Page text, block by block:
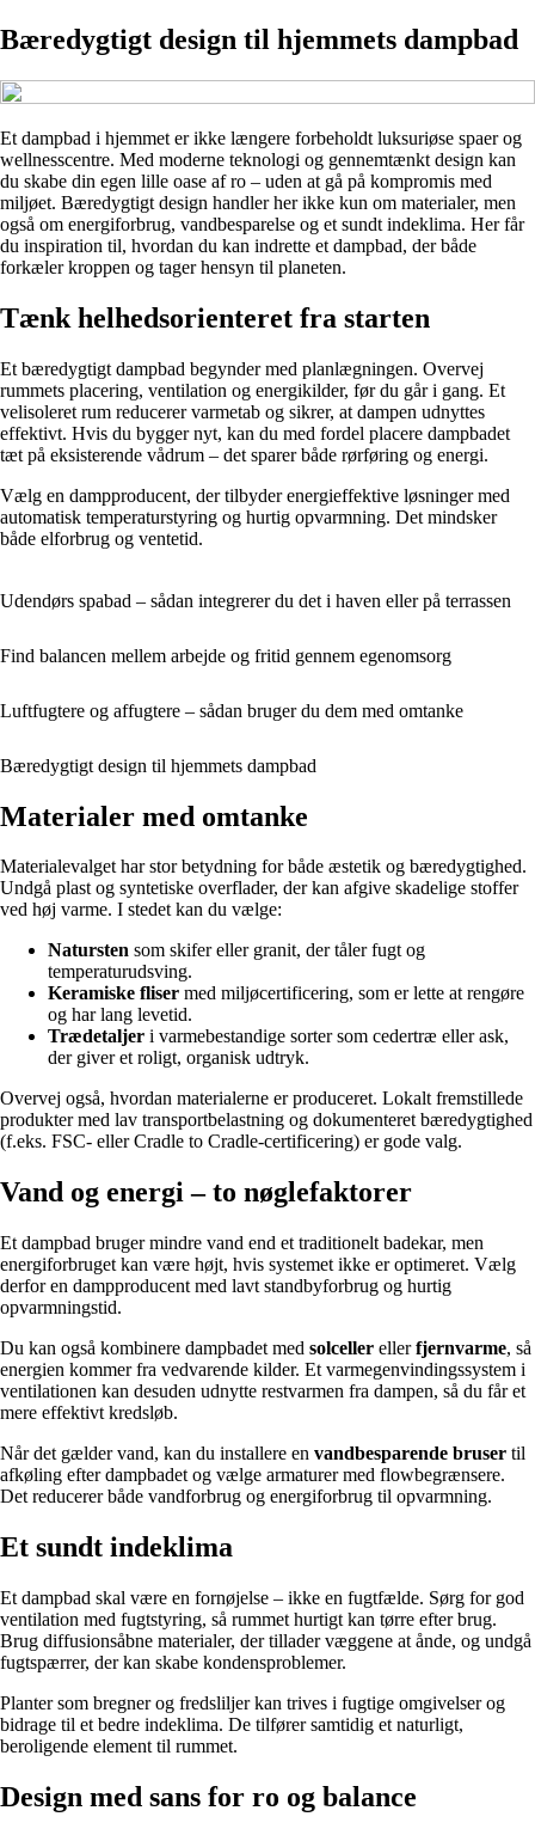
Bæredygtigt design til hjemmets dampbad
Et dampbad i hjemmet er ikke længere forbeholdt luksuriøse spaer og
wellnesscentre. Med moderne teknologi og gennemtænkt design kan
du skabe din egen lille oase af ro – uden at gå på kompromis med
miljøet. Bæredygtigt design handler her ikke kun om materialer, men
også om energiforbrug, vandbesparelse og et sundt indeklima. Her får
du inspiration til, hvordan du kan indrette et dampbad, der både
forkæler kroppen og tager hensyn til planeten.
Tænk helhedsorienteret fra starten
Et bæredygtigt dampbad begynder med planlægningen. Overvej
rummets placering, ventilation og energikilder, før du går i gang. Et
velisoleret rum reducerer varmetab og sikrer, at dampen udnyttes
effektivt. Hvis du bygger nyt, kan du med fordel placere dampbadet
tæt på eksisterende vådrum – det sparer både rørføring og energi.
Vælg en dampproducent, der tilbyder energieffektive løsninger med
automatisk temperaturstyring og hurtig opvarmning. Det mindsker
både elforbrug og ventetid.
Udendørs spabad – sådan integrerer du det i haven eller på terrassen
Find balancen mellem arbejde og fritid gennem egenomsorg
Luftfugtere og affugtere – sådan bruger du dem med omtanke
Bæredygtigt design til hjemmets dampbad
Materialer med omtanke
Materialevalget har stor betydning for både æstetik og bæredygtighed.
Undgå plast og syntetiske overflader, der kan afgive skadelige stoffer
ved høj varme. I stedet kan du vælge:
Natursten som skifer eller granit, der tåler fugt og
temperaturudsving.
Keramiske fliser med miljøcertificering, som er lette at rengøre
og har lang levetid.
Trædetaljer i varmebestandige sorter som cedertræ eller ask,
der giver et roligt, organisk udtryk.
Overvej også, hvordan materialerne er produceret. Lokalt fremstillede
produkter med lav transportbelastning og dokumenteret bæredygtighed
(f.eks. FSC- eller Cradle to Cradle-certificering) er gode valg.
Vand og energi – to nøglefaktorer
Et dampbad bruger mindre vand end et traditionelt badekar, men
energiforbruget kan være højt, hvis systemet ikke er optimeret. Vælg
derfor en dampproducent med lavt standbyforbrug og hurtig
opvarmningstid.
Du kan også kombinere dampbadet med solceller ellerfjernvarme, så
energien kommer fra vedvarende kilder. Et varmegenvindingssystem i
ventilationen kan desuden udnytte restvarmen fra dampen, så du får et
mere effektivt kredsløb.
Når det gælder vand, kan du installere en vandbesparende bruser til
afkøling efter dampbadet og vælge armaturer med flowbegrænsere.
Det reducerer både vandforbrug og energiforbrug til opvarmning.
Et sundt indeklima
Et dampbad skal være en fornøjelse – ikke en fugtfælde. Sørg for god
ventilation med fugtstyring, så rummet hurtigt kan tørre efter brug.
Brug diffusionsåbne materialer, der tillader væggene at ånde, og undgå
fugtspærrer, der kan skabe kondensproblemer.
Planter som bregner og fredsliljer kan trives i fugtige omgivelser og
bidrage til et bedre indeklima. De tilfører samtidig et naturligt,
beroligende element til rummet.
Design med sans for ro og balance